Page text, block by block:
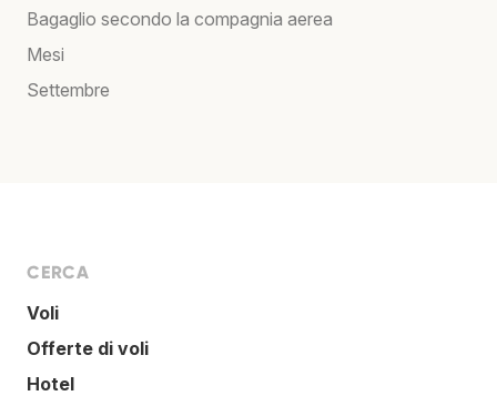
Bagaglio secondo la compagnia aerea
Mesi
Settembre
CERCA
Voli
Offerte di voli
Hotel